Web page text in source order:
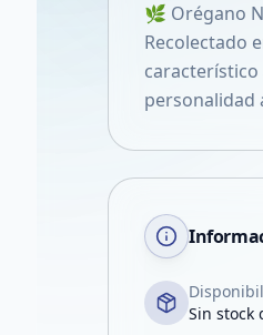
🌿 Orégano
Recolectado
personalidad
Sin stock